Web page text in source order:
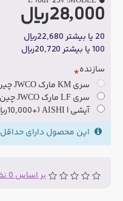
بر اساس 0 نظر
28,000ریال
20 یا بیشتر 22,680ریال
100 یا بیشتر 20,720ریال
سازنده
سری KM مارک JWCO چین (موجود شد خبرم کن)
سری LF مارک JWCO چین
آیشی | AISHI
(+10,000ریال)
این محصول دارای حداقل 5 عدد خرید می باشد